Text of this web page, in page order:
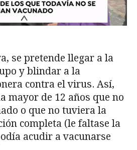
se pretende llegar a la
y blindar a la
contra el virus. Así,
mayor de 12 años que no
o que no tuviera la
completa (le faltase la
acudir a vacunarse